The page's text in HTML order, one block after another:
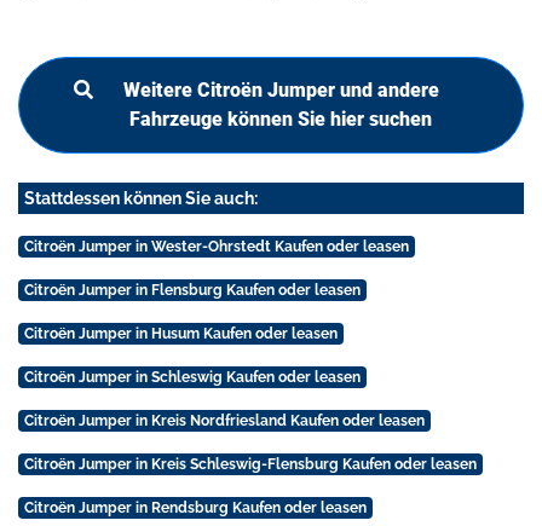
Weitere Citroën Jumper und andere
Fahrzeuge können Sie hier suchen
Stattdessen können Sie auch:
Citroën Jumper in Wester-Ohrstedt Kaufen oder leasen
Citroën Jumper in Flensburg Kaufen oder leasen
Citroën Jumper in Husum Kaufen oder leasen
Citroën Jumper in Schleswig Kaufen oder leasen
Citroën Jumper in Kreis Nordfriesland Kaufen oder leasen
Citroën Jumper in Kreis Schleswig-Flensburg Kaufen oder leasen
Citroën Jumper in Rendsburg Kaufen oder leasen